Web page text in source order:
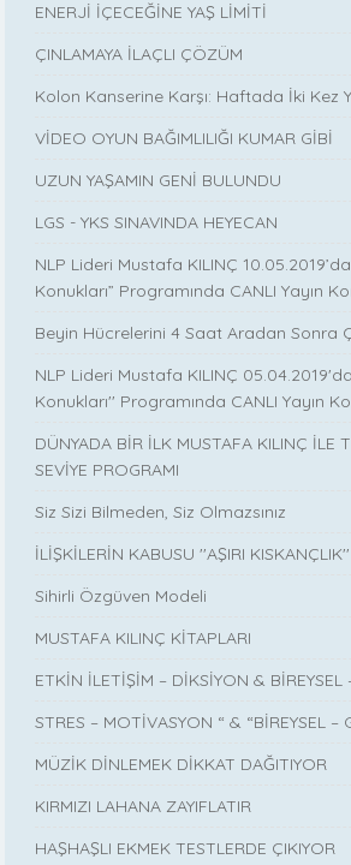
ENERJİ İÇECEĞİNE YAŞ LİMİTİ
ÇINLAMAYA İLAÇLI ÇÖZÜM
Kolon Kanserine Karşı: Haftada İki Kez
VİDEO OYUN BAĞIMLILIĞI KUMAR GİBİ
UZUN YAŞAMIN GENİ BULUNDU
LGS - YKS SINAVINDA HEYECAN
NLP Lideri Mustafa KILINÇ
Konukları” Programında CANLI Yayın
Beyin Hücrelerini 4 Saat Aradan Sonra
NLP Lideri Mustafa KILINÇ
Konukları'' Programında CANLI Yayın
DÜNYADA BİR İLK MUSTAFA KILINÇ İLE
SEVİYE PROGRAMI
Siz Sizi Bilmeden, Siz Olmazsınız
İLİŞKİLERİN KABUSU ''AŞIRI KISKANÇLIK''
Sihirli Özgüven Modeli
MUSTAFA KILINÇ KİTAPLARI
ETKİN İLETİŞİM – DİKSİYON & BİREYSEL
STRES – MOTİVASYON “ & “BİREYSEL –
MÜZİK DİNLEMEK DİKKAT DAĞITIYOR
KIRMIZI LAHANA ZAYIFLATIR
HAŞHAŞLI EKMEK TESTLERDE ÇIKIYOR